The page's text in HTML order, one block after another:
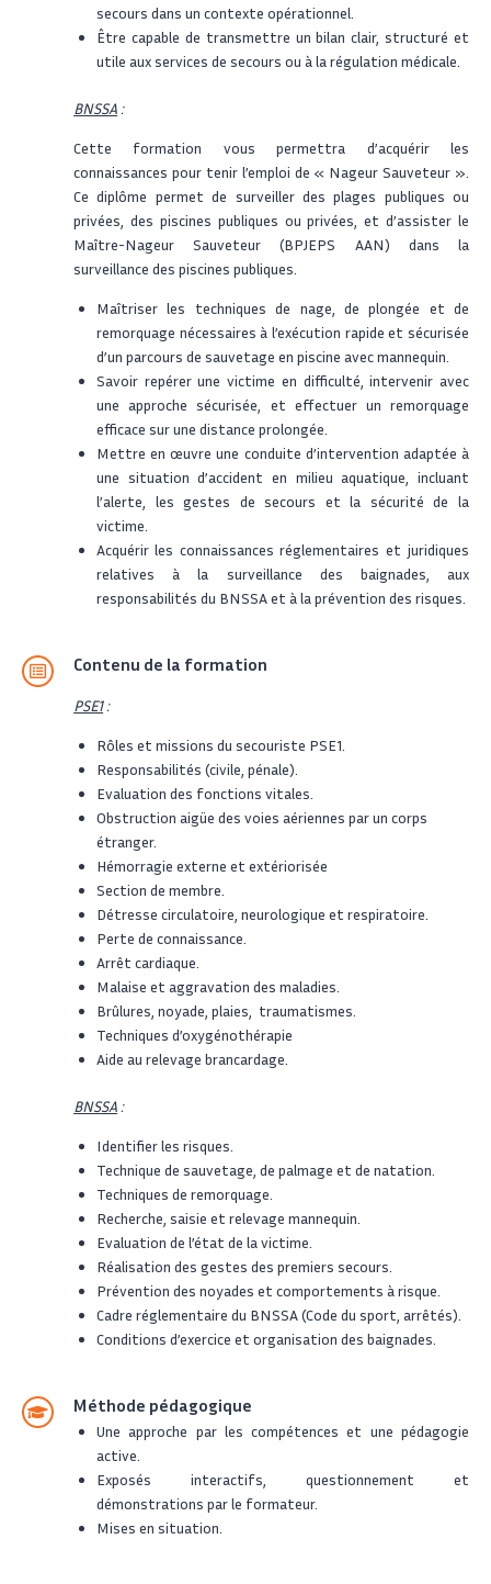
secours dans un contexte opérationnel.
Être capable de transmettre un bilan clair, structuré et
utile aux services de secours ou à la régulation médicale.
BNSSA :
Cette formation vous permettra d’acquérir les
connaissances pour tenir l’emploi de « Nageur Sauveteur ».
Ce diplôme permet de surveiller des plages publiques ou
privées, des piscines publiques ou privées, et d’assister le
Maître-Nageur Sauveteur (BPJEPS AAN) dans la
surveillance des piscines publiques.
Maîtriser les techniques de nage, de plongée et de
remorquage nécessaires à l’exécution rapide et sécurisée
d’un parcours de sauvetage en piscine avec mannequin.
Savoir repérer une victime en difficulté, intervenir avec
une approche sécurisée, et effectuer un remorquage
efficace sur une distance prolongée.
Mettre en œuvre une conduite d’intervention adaptée à
une situation d’accident en milieu aquatique, incluant
l’alerte, les gestes de secours et la sécurité de la
victime.
Acquérir les connaissances réglementaires et juridiques
relatives à la surveillance des baignades, aux
responsabilités du BNSSA et à la prévention des risques.
Contenu de la formation
PSE1:
Rôles et missions du secouriste PSE1.
Responsabilités (civile, pénale).
Evaluation des fonctions vitales.
Obstruction aigüe des voies aériennes par un corps
étranger.
Hémorragie externe et extériorisée
Section de membre.
Détresse circulatoire, neurologique et respiratoire.
Perte de connaissance.
Arrêt cardiaque.
Malaise et aggravation des maladies.
Brûlures, noyade, plaies, traumatismes.
Techniques d’oxygénothérapie
Aide au relevage brancardage.
BNSSA :
Identifier les risques.
Technique de sauvetage, de palmage et de natation.
Techniques de remorquage.
Recherche, saisie et relevage mannequin.
Evaluation de l’état de la victime.
Réalisation des gestes des premiers secours.
Prévention des noyades et comportements à risque.
Cadre réglementaire du BNSSA (Code du sport, arrêtés).
Conditions d’exercice et organisation des baignades.
Méthode pédagogique
Une approche par les compétences et une pédagogie
active.
Exposés interactifs, questionnement et
démonstrations par le formateur.
Mises en situation.